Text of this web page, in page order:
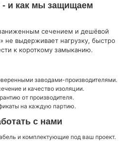
- и как мы защищаем
сечением и дешёвой
не выдерживает нагрузку, быстро
к короткому замыканию.
заводами-производителями.
и качество изоляции.
от производителя.
на каждую партию.
с нами
и комплектующие под ваш проект.